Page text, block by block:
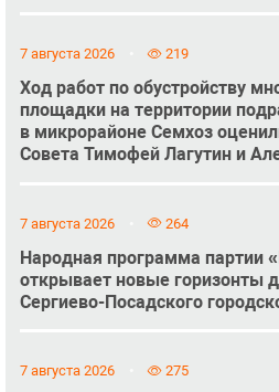
7 августа 2026 219
Ход работ по обустройству
площадки на территории
в микрорайоне Семхоз
Совета Тимофей Лагутин и
7 августа 2026 264
Народная программа партии
открывает новые горизонты
Сергиево-Посадского
7 августа 2026 275